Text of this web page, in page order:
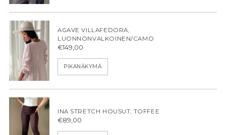
AGAVE VILLAFEDORA,
LUONNONVALKOINEN/CAMO
€149,00
PIKANÄKYMÄ
INA STRETCH HOUSUT, TOFFEE
€89,00